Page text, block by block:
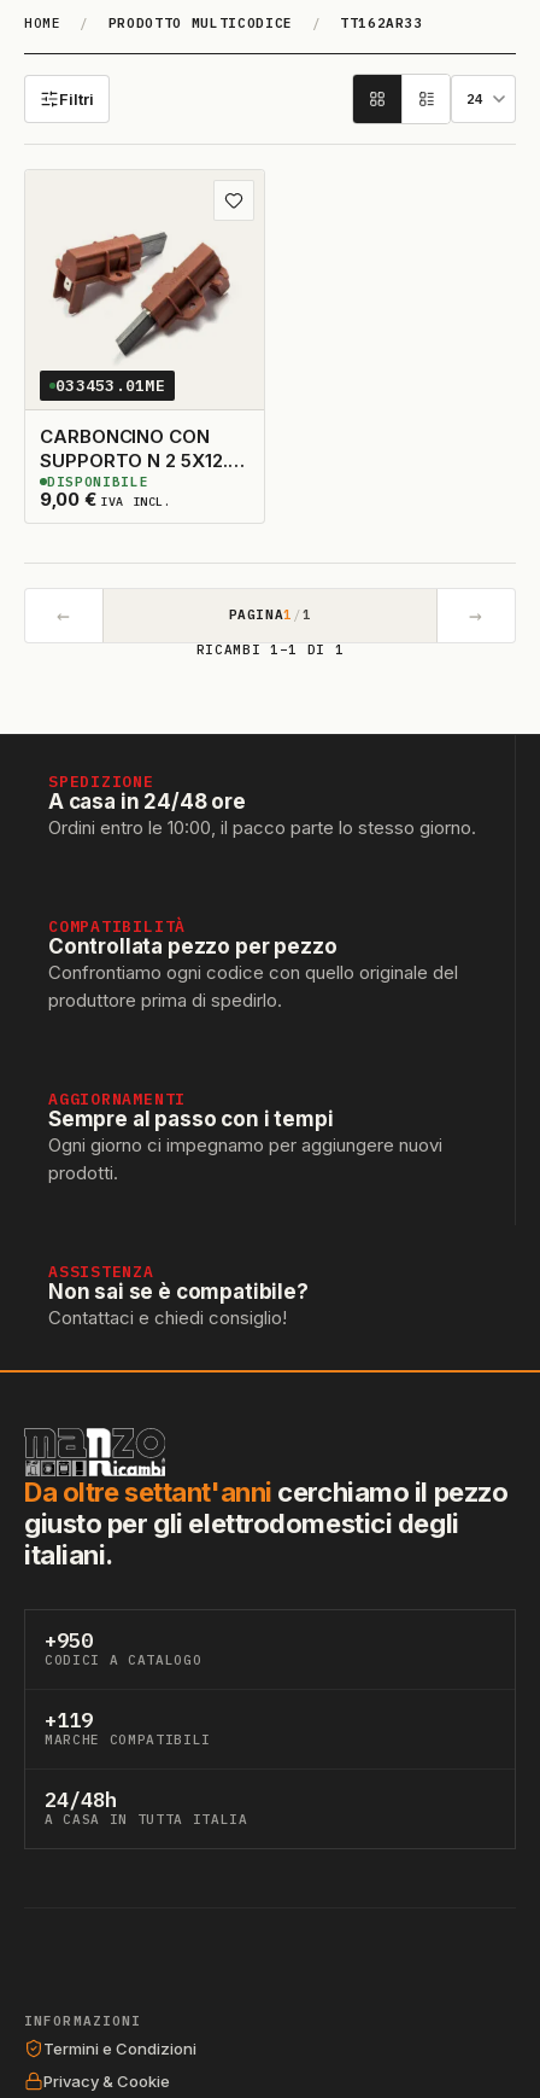
HOME / PRODOTTO MULTICODICE / TT162AR33
TT162AR33
Filtri
Aggiungi ai preferiti
033453.01ME
CARBONCINO CON
SUPPORTO N 2 5X12.5
TAGLIO A DX
9,00 € IVA INCL.
10 DISPONIBILI
DISPONIBILE
← PAGINA1 /1 →
RICAMBI 1–1 DI 1
SPEDIZIONE
A casa in 24/48 ore
Ordini entro le 10:00, il pacco parte lo stesso giorno.
COMPATIBILITÀ
Controllata pezzo per pezzo
Confrontiamo ogni codice con quello originale del
produttore prima di spedirlo.
AGGIORNAMENTI
Sempre al passo con i tempi
Ogni giorno ci impegnamo per aggiungere nuovi
prodotti.
ASSISTENZA
Non sai se è compatibile?
Contattaci e chiedi consiglio!
Da oltre settant'anni cerchiamo il pezzo
giusto per gli elettrodomestici degli
italiani.
+950
CODICI A CATALOGO
+119
MARCHE COMPATIBILI
24/48h
A CASA IN TUTTA ITALIA
INFORMAZIONI
Termini e Condizioni
Privacy & Cookie